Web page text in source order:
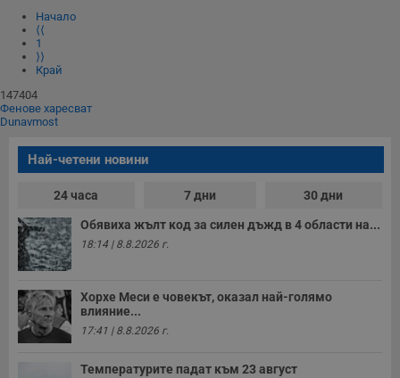
Начало
⟨⟨
1
⟩⟩
Край
147404
Фенове харесват
Dunavmost
Най-четени новини
24 часа 7 дни 30 дни
Обявиха жълт код за силен дъжд в 4 области на...
18:14 | 8.8.2026 г.
Хорхе Меси е човекът, оказал най-голямо
влияние...
17:41 | 8.8.2026 г.
Температурите падат към 23 август